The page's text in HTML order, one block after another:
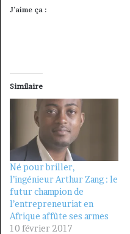
J’aime ça :
Similaire
Né pour briller,
l’ingénieur Arthur Zang : le
futur champion de
l’entrepreneuriat en
Afrique affûte ses armes
10 février 2017